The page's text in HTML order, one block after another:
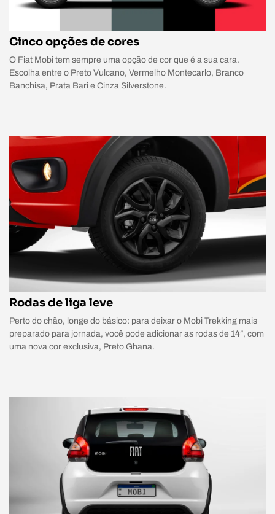
Cinco opções de cores
O Fiat Mobi tem sempre uma opção de cor que é a sua cara.
Escolha entre o Preto Vulcano, Vermelho Montecarlo, Branco
Banchisa, Prata Bari e Cinza Silverstone.
Rodas de liga leve
Perto do chão, longe do básico: para deixar o Mobi Trekking mais
preparado para jornada, você pode adicionar as rodas de 14”, com
uma nova cor exclusiva, Preto Ghana.